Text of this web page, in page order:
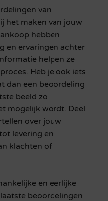
van
het maken van jouw
hebben
en ervaringen achter
helpen ze
Heb je ook iets
dan een beoordeling
beeld zo
mogelijk wordt. Deel
over jouw
levering en
klachten of
en eerlijke
beoordelingen